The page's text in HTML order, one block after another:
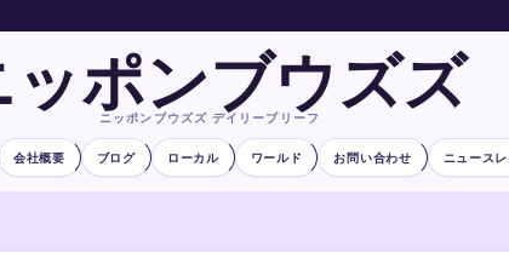
ッポンブウズズ
ニッポンブウズズ デイリーブリーフ
会社概要 ブログ ローカル ワールド お問い合わせ ニュース